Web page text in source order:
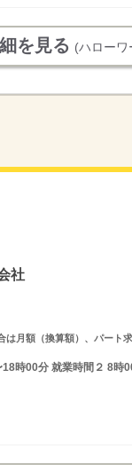
を見る (ハローワ
社
月額（換算額）、パート
時00分 就業時間２ 8時